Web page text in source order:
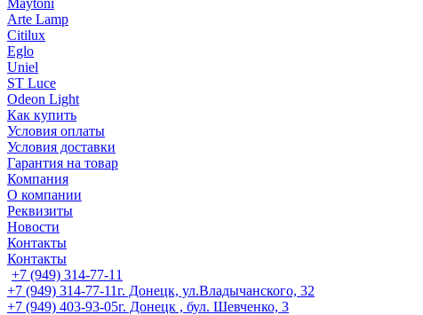
Maytoni
Arte Lamp
Citilux
Eglo
Uniel
ST Luce
Odeon Light
Как купить
Условия оплаты
Условия доставки
Гарантия на товар
Компания
О компании
Реквизиты
Новости
Контакты
Контакты
+7 (949) 314-77-11
+7 (949) 314-77-11г. Донецк, ул.Владычанского, 32
+7 (949) 403-93-05г. Донецк , бул. Шевченко, 3